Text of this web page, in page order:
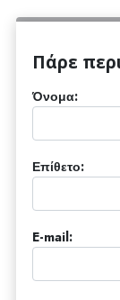
Πάρε
Όνομα:
Επίθετο:
E-mail: